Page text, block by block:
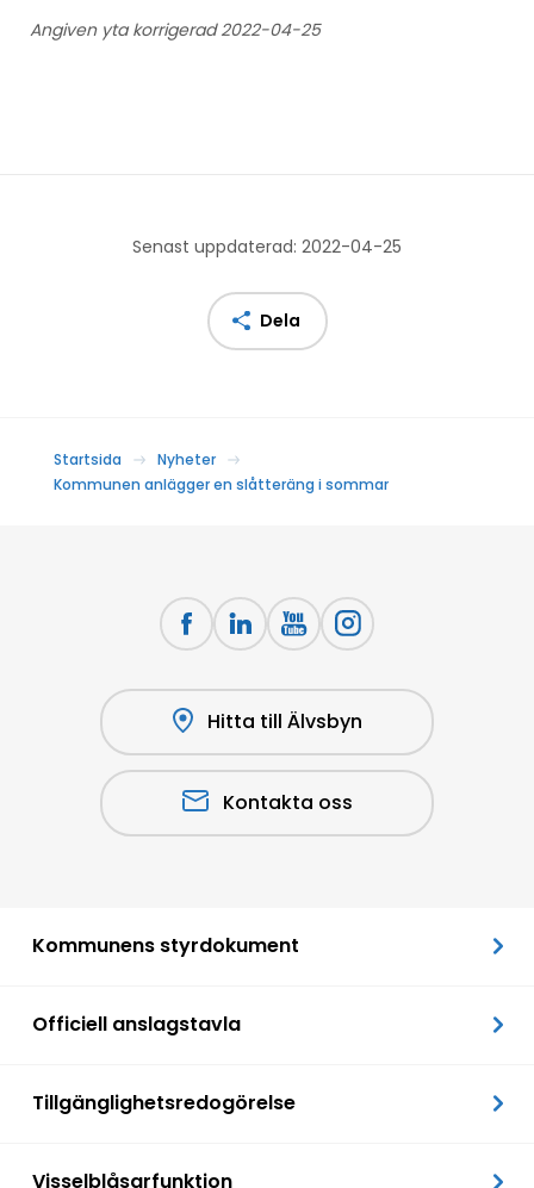
Angiven yta korrigerad 2022-04-25
Senast uppdaterad: 2022-04-25
Dela
Startsida
Nyheter
Kommunen anlägger en slåtteräng i sommar
Hitta till Älvsbyn
Kontakta oss
Kommunens styrdokument
Officiell anslagstavla
Tillgänglighetsredogörelse
Visselblåsarfunktion